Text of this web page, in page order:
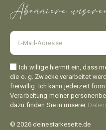
Abonniere
Ich willige hiermit ein, dass
die o. g. Zwecke verarbeitet
freiwillig. Ich kann jederzeit
Verarbeitung meiner
dazu finden Sie in unserer
© 2026 deinestarkeseite.de